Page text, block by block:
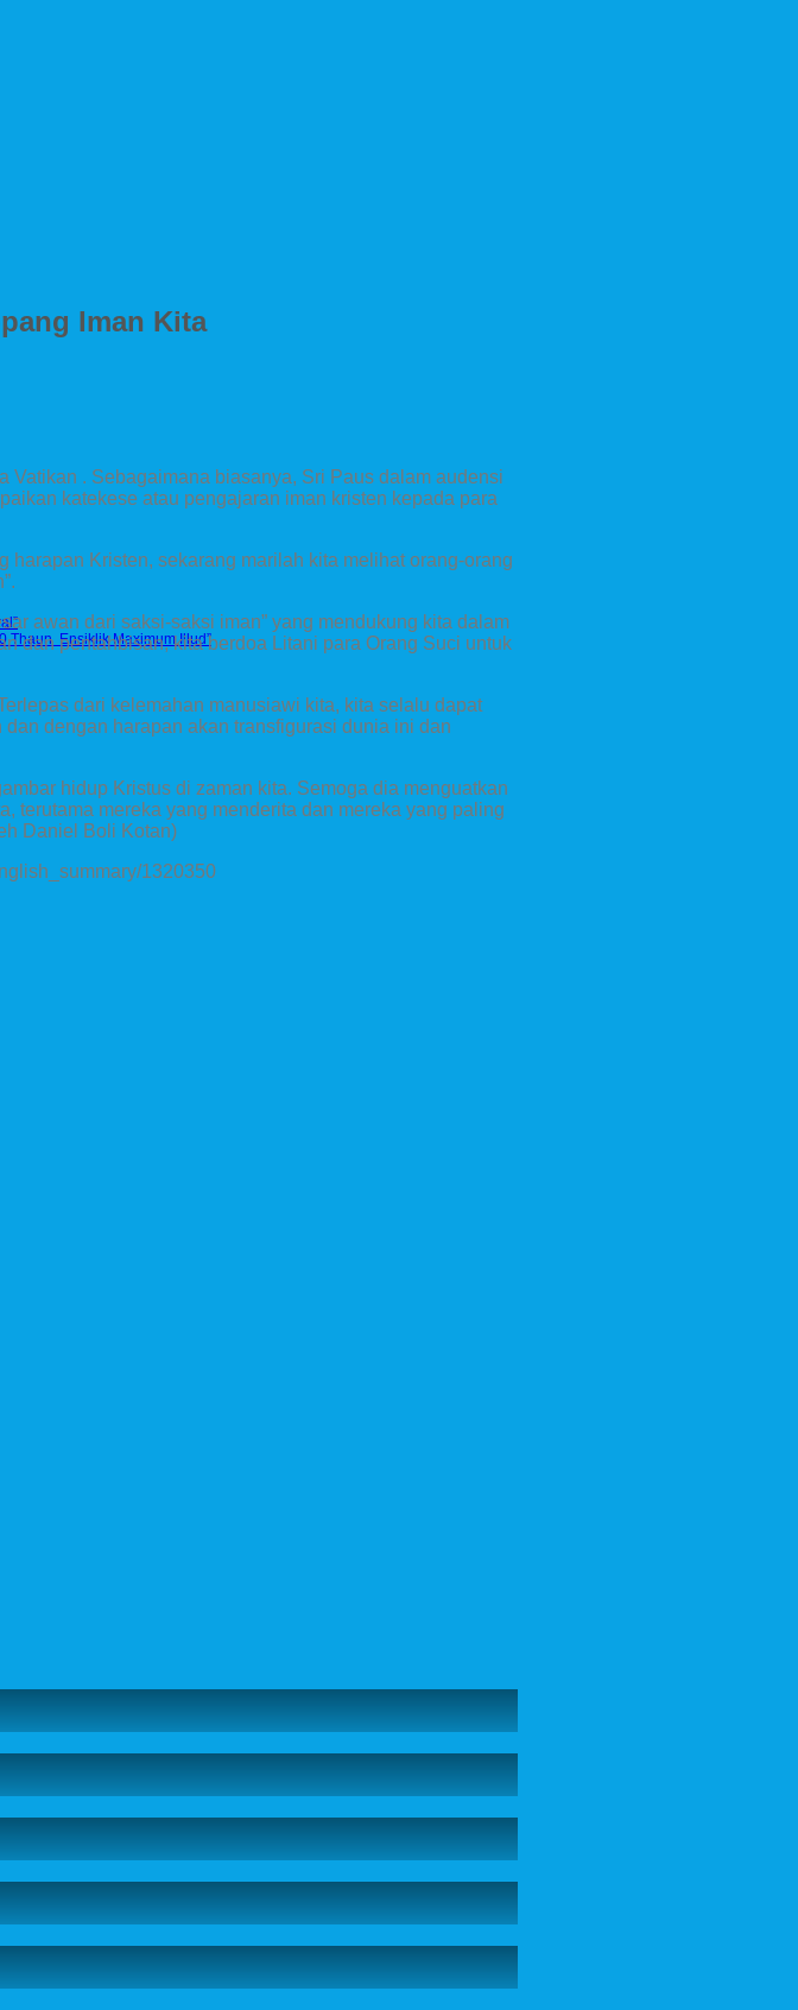
Thaun Ensiklik Maximum Illud”
Iman Kita
Vatikan . Sebagaimana biasanya, Sri Paus dalam audensi
katekese atau pengajaran iman kristen kepada para
harapan Kristen, sekarang marilah kita melihat orang-orang
awan dari saksi-saksi iman” yang mendukung kita dalam
dan pentahbisan, kita berdoa Litani para Orang Suci untuk
dari kelemahan manusiawi kita, kita selalu dapat
dengan harapan akan transfigurasi dunia ini dan
hidup Kristus di zaman kita. Semoga dia menguatkan
terutama mereka yang menderita dan mereka yang paling
Daniel Boli Kotan)
1320350